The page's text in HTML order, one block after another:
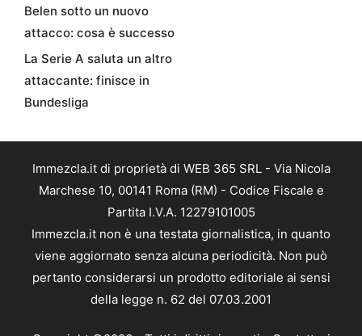
Belen sotto un nuovo
attacco: cosa è successo
La Serie A saluta un altro
attaccante: finisce in
Bundesliga
Immezcla.it di proprietà di WEB 365 SRL - Via Nicola
Marchese 10, 00141 Roma (RM) - Codice Fiscale e
Partita I.V.A. 12279101005
Immezcla.it non è una testata giornalistica, in quanto
viene aggiornato senza alcuna periodicità. Non può
pertanto considerarsi un prodotto editoriale ai sensi
della legge n. 62 del 07.03.2001